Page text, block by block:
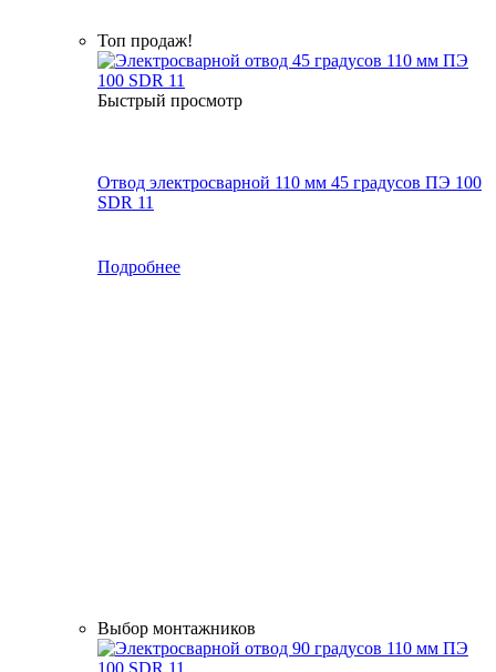
Топ продаж!
Быстрый просмотр
Отвод электросварной 110 мм 45 градусов ПЭ 100
SDR 11
Подробнее
Выбор монтажников